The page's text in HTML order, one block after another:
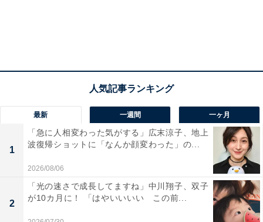
最新 一週間 一ヶ月
1
「急に人相変わった気がする」広末涼子、地上
波復帰ショットに「なんか顔変わった」の...
2026/08/06
2
「光の速さで成長してますね」中川翔子、双子
が10カ月に！ 「はやいいいい この前...